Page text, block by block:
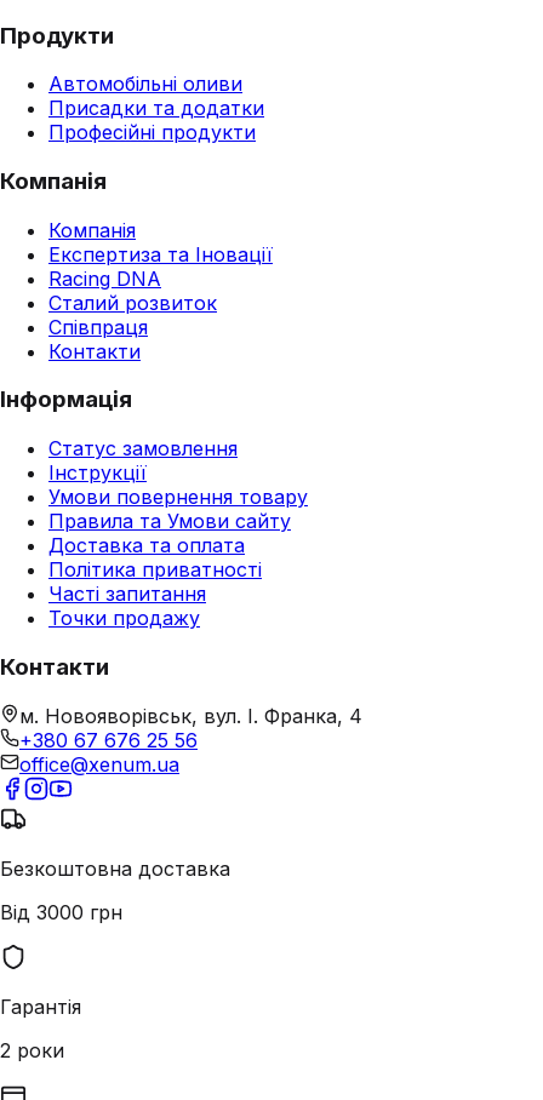
Продукти
Автомобільні оливи
Присадки та додатки
Професійні продукти
Компанія
Компанія
Експертиза та Іновації
Racing DNA
Сталий розвиток
Співпраця
Контакти
Інформація
Статус замовлення
Інструкції
Умови повернення товару
Правила та Умови сайту
Доставка та оплата
Політика приватності
Часті запитання
Точки продажу
Контакти
м. Новояворівськ, вул. І. Франка, 4
+380 67 676 25 56
office@xenum.ua
Безкоштовна доставка
Від 3000 грн
Гарантія
2 роки